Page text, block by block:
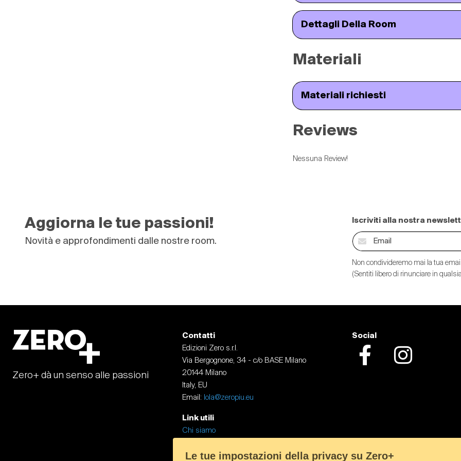
Dettagli Della Room
Materiali
Materiali richiesti
Reviews
Nessuna Review!
Aggiorna le tue passioni!
Novità e approfondimenti dalle nostre room.
Iscriviti alla nostra
Non condivideremo mai la tua
(Sentiti libero di rinunciare in
Zero+ dà un senso alle passioni
Contatti
Edizioni Zero s.r.l.
Via Bergognone, 34 - c/o BASE Milano
20144 Milano
Italy, EU
Email: lola@zeropiu.eu
Link utili
Chi siamo
Documenti legali
Social
FacebookInstagram
Le tue impostazioni della privacy su Zero+